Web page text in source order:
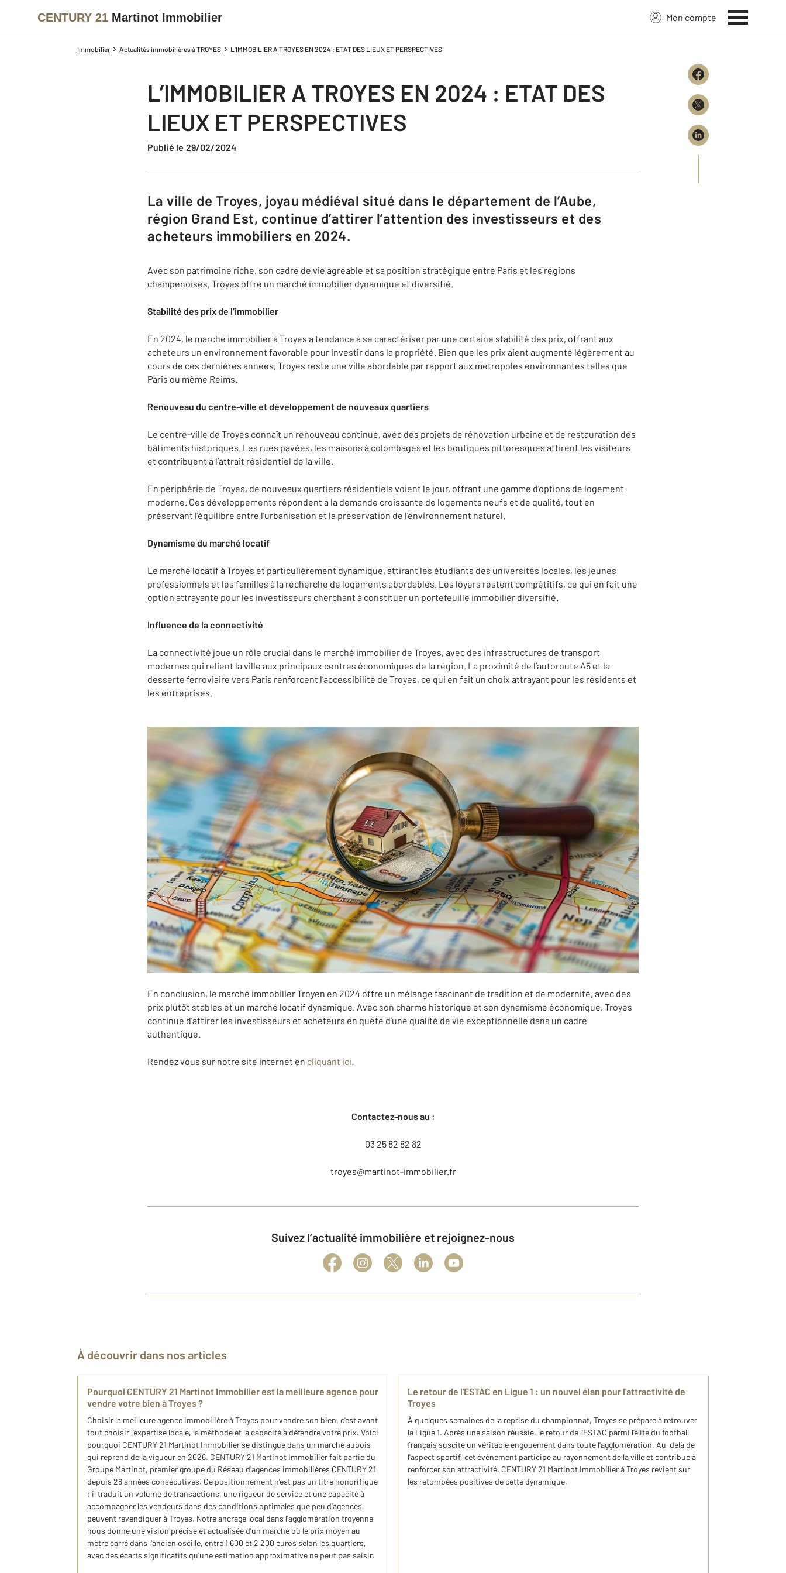
CENTURY 21 Martinot Immobilier Mon compte
Immobilier Actualités immobilières à TROYES L’IMMOBILIER A TROYES EN 2024 : ETAT DES LIEUX ET PERSPECTIVES
L’IMMOBILIER A TROYES EN 2024 : ETAT DES
LIEUX ET PERSPECTIVES
Publié le 29/02/2024
La ville de Troyes, joyau médiéval situé dans le département de l’Aube,
région Grand Est, continue d’attirer l’attention des investisseurs et des
acheteurs immobiliers en 2024.
Avec son patrimoine riche, son cadre de vie agréable et sa position stratégique entre Paris et les régions
champenoises, Troyes offre un marché immobilier dynamique et diversifié.
Stabilité des prix de l’immobilier
En 2024, le marché immobilier à Troyes a tendance à se caractériser par une certaine stabilité des prix, offrant aux
acheteurs un environnement favorable pour investir dans la propriété. Bien que les prix aient augmenté légèrement au
cours de ces dernières années, Troyes reste une ville abordable par rapport aux métropoles environnantes telles que
Paris ou même Reims.
Renouveau du centre-ville et développement de nouveaux quartiers
Le centre-ville de Troyes connaît un renouveau continue, avec des projets de rénovation urbaine et de restauration des
bâtiments historiques. Les rues pavées, les maisons à colombages et les boutiques pittoresques attirent les visiteurs
et contribuent à l’attrait résidentiel de la ville.
En périphérie de Troyes, de nouveaux quartiers résidentiels voient le jour, offrant une gamme d’options de logement
moderne. Ces développements répondent à la demande croissante de logements neufs et de qualité, tout en
préservant l’équilibre entre l’urbanisation et la préservation de l’environnement naturel.
Dynamisme du marché locatif
Le marché locatif à Troyes et particulièrement dynamique, attirant les étudiants des universités locales, les jeunes
professionnels et les familles à la recherche de logements abordables. Les loyers restent compétitifs, ce qui en fait une
option attrayante pour les investisseurs cherchant à constituer un portefeuille immobilier diversifié.
Influence de la connectivité
La connectivité joue un rôle crucial dans le marché immobilier de Troyes, avec des infrastructures de transport
modernes qui relient la ville aux principaux centres économiques de la région. La proximité de l’autoroute A5 et la
desserte ferroviaire vers Paris renforcent l’accessibilité de Troyes, ce qui en fait un choix attrayant pour les résidents et
les entreprises.
En conclusion, le marché immobilier Troyen en 2024 offre un mélange fascinant de tradition et de modernité, avec des
prix plutôt stables et un marché locatif dynamique. Avec son charme historique et son dynamisme économique, Troyes
continue d’attirer les investisseurs et acheteurs en quête d’une qualité de vie exceptionnelle dans un cadre
authentique.
Rendez vous sur notre site internet en cliquant ici.
Contactez-nous au :
03 25 82 82 82
troyes@martinot-immobilier.fr
Suivez l’actualité immobilière et rejoignez-nous
À découvrir dans nos articles
Pourquoi CENTURY 21 Martinot Immobilier est la meilleure agence pour
vendre votre bien à Troyes ?
Choisir la meilleure agence immobilière à Troyes pour vendre son bien, c'est avant
tout choisir l'expertise locale, la méthode et la capacité à défendre votre prix. Voici
pourquoi CENTURY 21 Martinot Immobilier se distingue dans un marché aubois
qui reprend de la vigueur en 2026. CENTURY 21 Martinot Immobilier fait partie du
Groupe Martinot, premier groupe du Réseau d’agences immobilières CENTURY 21
depuis 28 années consécutives. Ce positionnement n'est pas un titre honorifique
: il traduit un volume de transactions, une rigueur de service et une capacité à
accompagner les vendeurs dans des conditions optimales que peu d'agences
peuvent revendiquer à Troyes. Notre ancrage local dans l'agglomération troyenne
nous donne une vision précise et actualisée d'un marché où le prix moyen au
mètre carré dans l'ancien oscille, entre 1 600 et 2 200 euros selon les quartiers,
avec des écarts significatifs qu'une estimation approximative ne peut pas saisir.
Le retour de l'ESTAC en Ligue 1 : un nouvel élan pour l'attractivité de
Troyes
À quelques semaines de la reprise du championnat, Troyes se prépare à retrouver
la Ligue 1. Après une saison réussie, le retour de l'ESTAC parmi l'élite du football
français suscite un véritable engouement dans toute l'agglomération. Au-delà de
l'aspect sportif, cet événement participe au rayonnement de la ville et contribue à
renforcer son attractivité. CENTURY 21 Martinot Immobilier à Troyes revient sur
les retombées positives de cette dynamique.